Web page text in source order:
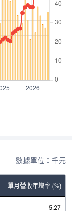
數據單位：千元
單月營收年增率 (%)
5.27